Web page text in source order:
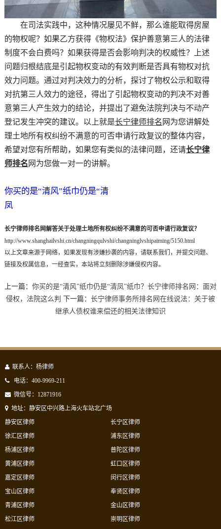
在司法实践中，这种情况屡见不鲜，那么谁能取得房屋
的物权呢？如果乙方获得《物权法》保护善意第三人的法律
制度不会白费吗？如果获得是否会影响判决的权威性？上述
问题归根结底是引起物权变动的有效判断是否具有物权对抗
效力问题。通过对判决效力的分析，探讨了物权公示和取得
对抗第三人效力的途径，得出了引起物权变动的判决不对善
意第三人产生效力的结论，并提出了避免法院判决与不动产
登记发生冲突的建议。以上就是长宁律师排名 网为您讲解处
理土地所有权纠纷不满意的可否申请行政复议的整体内容，
希望对您有所帮助，如果您有类似的法律问题，还请长宁律
师排名 网为您做一对一的讲解。
你买的是“清风”纸巾仍是“清
凤
长宁律师排名网解答关于处理土地所有权纠纷不满意的可否申请行政复议？
http://www.shanghailvshi.cn/changningqulvshi/changninglvshipaiming/5150.html
以上文章来源于网络，如果发现有涉嫌抄袭的内容，请联系我们，并提交问题、
链接及权属信息，一经查实，本站将立刻删除涉嫌侵权内容。
上一篇： 你买的是“清风”纸巾仍是“清凤”纸巾？长宁律师排名网：面对
侵权，法院这么判
下一篇： 长宁律师事务所排名网在线说法：关于被
继承人债权谁来偿还的相关法律知识
联系人：杨律师
电话：400-9969-211
微信号：12871916
地址：静安区中兴路上海火车站北广场
静安区律师
徐汇区律师
杨浦区律师
黄浦区律师
长宁区律师
浦东区律师
普陀区律师
虹口区律师
嘉定区律师
宝山区律师
青浦区律师
松江区律师
闵行区律师
奉贤区律师
金山区律师
崇明区律师